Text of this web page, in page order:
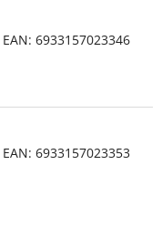
EAN: 6933157023346
EAN: 6933157023353